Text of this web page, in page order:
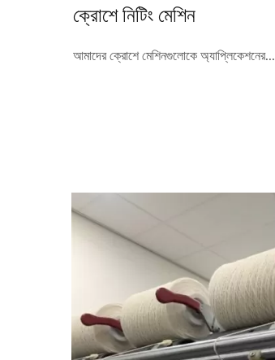
ক্রোশে নিটিং মেশিন
আমাদের ক্রোশে মেশিনগুলোকে অ্যাপ্লিকেশনের...